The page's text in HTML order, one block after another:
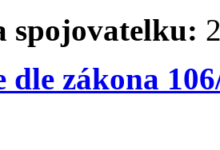
spojovatelku:
zákona